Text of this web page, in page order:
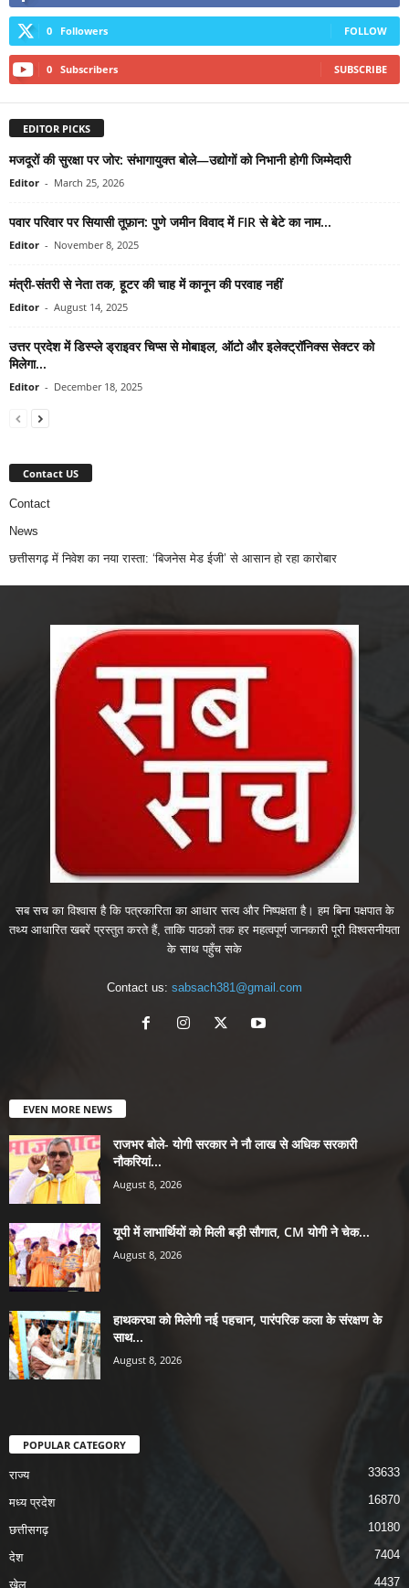
0 Followers FOLLOW
0 Subscribers SUBSCRIBE
EDITOR PICKS
मजदूरों की सुरक्षा पर जोर: संभागायुक्त बोले—उद्योगों को निभानी होगी जिम्मेदारी
Editor - March 25, 2026
पवार परिवार पर सियासी तूफ़ान: पुणे जमीन विवाद में FIR से बेटे का नाम...
Editor - November 8, 2025
मंत्री-संतरी से नेता तक, हूटर की चाह में कानून की परवाह नहीं
Editor - August 14, 2025
उत्तर प्रदेश में डिस्प्ले ड्राइवर चिप्स से मोबाइल, ऑटो और इलेक्ट्रॉनिक्स सेक्टर को
मिलेगा...
Editor - December 18, 2025
Contact US
Contact
News
छत्तीसगढ़ में निवेश का नया रास्ता: ‘बिजनेस मेड ईजी’ से आसान हो रहा कारोबार
सब सच का विश्वास है कि पत्रकारिता का आधार सत्य और निष्पक्षता है। हम बिना पक्षपात के
तथ्य आधारित खबरें प्रस्तुत करते हैं, ताकि पाठकों तक हर महत्वपूर्ण जानकारी पूरी विश्वसनीयता
के साथ पहुँच सके
Contact us: sabsach381@gmail.com
EVEN MORE NEWS
राजभर बोले- योगी सरकार ने नौ लाख से अधिक सरकारी
नौकरियां...
August 8, 2026
यूपी में लाभार्थियों को मिली बड़ी सौगात, CM योगी ने चेक...
August 8, 2026
हाथकरघा को मिलेगी नई पहचान, पारंपरिक कला के संरक्षण के
साथ...
August 8, 2026
POPULAR CATEGORY
राज्य 33633
मध्य प्रदेश 16870
छत्तीसगढ़ 10180
देश 7404
खेल 4437